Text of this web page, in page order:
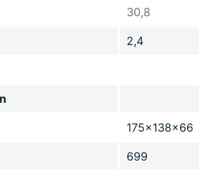
30,8
2,4
175x138x66
699